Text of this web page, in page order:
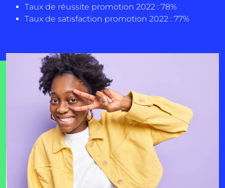
Taux de réussite promotion 2022 : 78%
Taux de satisfaction promotion 2022 : 77%